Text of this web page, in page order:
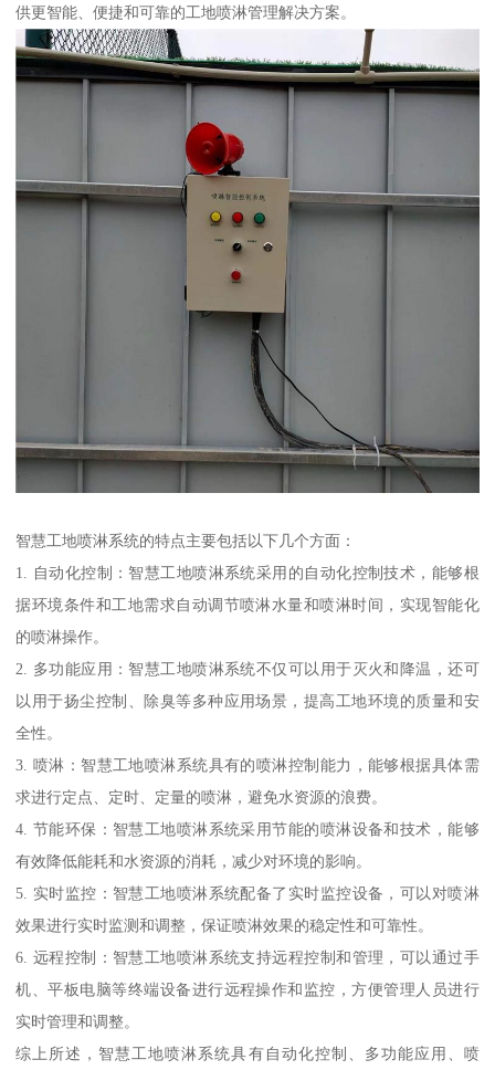
供更智能、便捷和可靠的工地喷淋管理解决方案。
智慧工地喷淋系统的特点主要包括以下几个方面：
1. 自动化控制：智慧工地喷淋系统采用的自动化控制技术，能够根
据环境条件和工地需求自动调节喷淋水量和喷淋时间，实现智能化
的喷淋操作。
2. 多功能应用：智慧工地喷淋系统不仅可以用于灭火和降温，还可
以用于扬尘控制、除臭等多种应用场景，提高工地环境的质量和安
全性。
3. 喷淋：智慧工地喷淋系统具有的喷淋控制能力，能够根据具体需
求进行定点、定时、定量的喷淋，避免水资源的浪费。
4. 节能环保：智慧工地喷淋系统采用节能的喷淋设备和技术，能够
有效降低能耗和水资源的消耗，减少对环境的影响。
5. 实时监控：智慧工地喷淋系统配备了实时监控设备，可以对喷淋
效果进行实时监测和调整，保证喷淋效果的稳定性和可靠性。
6. 远程控制：智慧工地喷淋系统支持远程控制和管理，可以通过手
机、平板电脑等终端设备进行远程操作和监控，方便管理人员进行
实时管理和调整。
综上所述，智慧工地喷淋系统具有自动化控制、多功能应用、喷